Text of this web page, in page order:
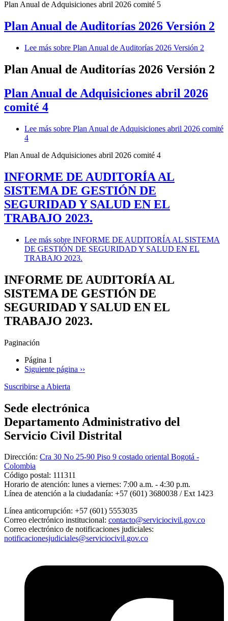
Plan Anual de Adquisiciones abril 2026 comité 5
Plan Anual de Auditorías 2026 Versión 2
Lee más sobre Plan Anual de Auditorías 2026 Versión 2
Plan Anual de Auditorías 2026 Versión 2
Plan Anual de Adquisiciones abril 2026
comité 4
Lee más sobre Plan Anual de Adquisiciones abril 2026 comité
4
Plan Anual de Adquisiciones abril 2026 comité 4
INFORME DE AUDITORÍA AL
SISTEMA DE GESTIÓN DE
SEGURIDAD Y SALUD EN EL
TRABAJO 2023.
Lee más sobre INFORME DE AUDITORÍA AL SISTEMA
DE GESTIÓN DE SEGURIDAD Y SALUD EN EL
TRABAJO 2023.
INFORME DE AUDITORÍA AL
SISTEMA DE GESTIÓN DE
SEGURIDAD Y SALUD EN EL
TRABAJO 2023.
Paginación
Página 1
Siguiente página ››
Suscribirse a Abierta
Sede electrónica
Departamento Administrativo del
Servicio Civil Distrital
Dirección: Cra 30 No 25-90 Piso 9 costado oriental Bogotá -
Colombia
Código postal: 111311
Horario de atención: lunes a viernes: 7:00 a.m. - 4:30 p.m.
Línea de atención a la ciudadanía: +57 (601) 3680038 / Ext 1423
Línea anticorrupción: +57 (601) 5553035
Correo electrónico institucional: contacto@serviciocivil.gov.co
Correo electrónico de notificaciones judiciales:
notificacionesjudiciales@serviciocivil.gov.co